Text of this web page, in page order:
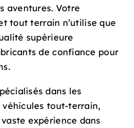
aventures. Votre
tout terrain n’utilise que
supérieure
de confiance pour
dans les
véhicules tout-terrain,
expérience dans